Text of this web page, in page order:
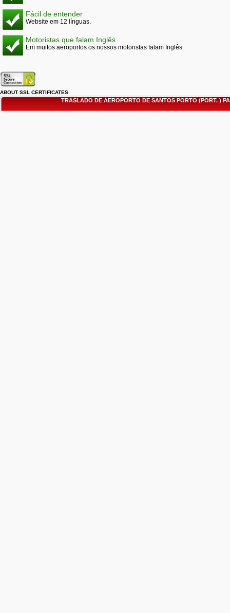
Fácil de entender
Website em 12 línguas.
Motoristas que falam Inglês
Em muitos aeroportos os nossos motoristas falam Inglês.
ABOUT SSL CERTIFICATES
TRASLADO DE AEROPORTO DE SANTOS PORTO (PORT. )